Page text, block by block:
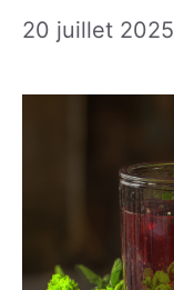
20 juillet 2025